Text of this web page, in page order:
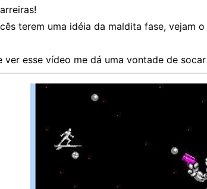
terem uma idéia da maldita fase, vejam
ver esse vídeo me dá uma vontade de socar